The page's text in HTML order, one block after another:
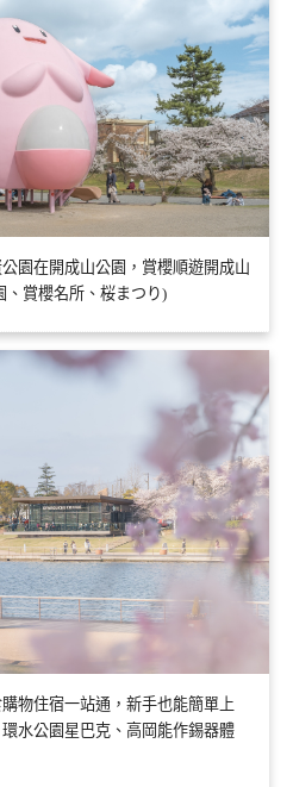
園在開成山公園，賞櫻順遊開成山
、賞櫻名所、桜まつり)
物住宿一站通，新手也能簡單上
水公園星巴克、高岡能作錫器體